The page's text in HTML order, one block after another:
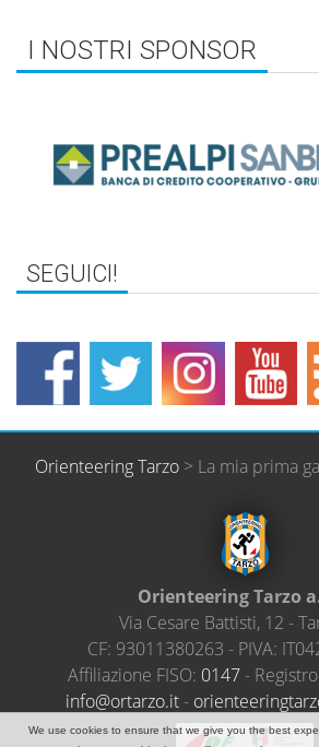
I NOSTRI SPONSOR
Orienteering Tarzo > La mia prima
Orienteering Tarzo
Via Cesare Battisti, 12 -
CF: 93011380263 - PIVA:
Affiliazione FISO: 0147 -
ratgn
ireet
neiro
-
ti.oz
ratro
@ofni